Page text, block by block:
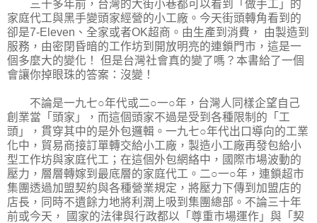
三十多年前，台灣的大街小巷都可以看到「做手工」的
家庭代工與黑手變頭家經營的小工廠。今天街頭轉角看到的
卻是7-Eleven、全家或者OK超商。由生產到消費， 由製造到
服務，由密閉昏暗的工作坊到開放明亮的連鎖門市，這是一
個多麼大的變化！ 但是台灣社會真的變了嗎？本書給了一個
會讓你掉眼珠的答案：沒變！
不論是一九七○年代或二○一○年，台灣人同樣企望自己
創業當「頭家」，而這個頭家不過是受到各種限制的「工
頭」，貫穿其中的是外包邏輯。一九七○年代出口導向的工業
化中，貿易商接訂單轉交給小工廠，製造小工廠再發包給小
型工作坊與家庭代工；在這個外包網絡中，國際市場波動的
壓力，層層轉嫁到最底層的家庭代工。二○一○年，連鎖超市
集團透過加盟契約與各種營業規定，將壓力下傳到加盟店的
店長，同時不遺餘力地將利潤上吸到集團總部。不論三十年
前或今天， 國家的法律與行政都以「尊重市場運作」與「契